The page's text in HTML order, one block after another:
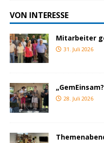
VON INTERESSE
Mitarbeiter
31. Juli 2026
28. Juli 2026